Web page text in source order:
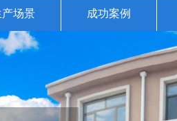
产场景 成功案例